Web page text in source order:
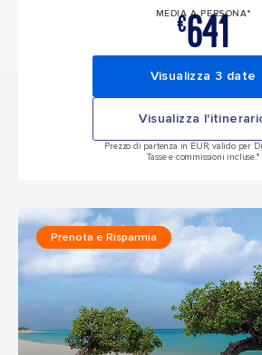
MEDIA A PERSONA*
€641
Visualizza 3 date
Visualizza
Prezzo di partenza in EUR, valido per
Tasse e commissioni incluse.*
Prenota e Risparmia